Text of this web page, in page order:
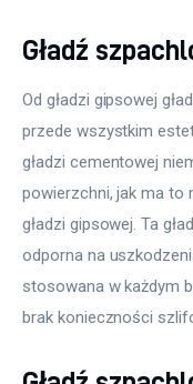
Gładź
Od gładzi gipsowej
przede wszystkim
gładzi cementowej
powierzchni, jak ma to
gładzi gipsowej. Ta
odporna na
stosowana w każdym
brak konieczności